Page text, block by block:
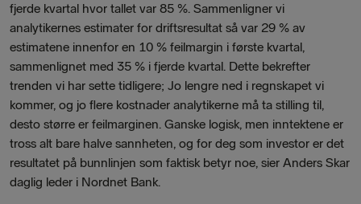
fjerde kvartal hvor tallet var 85 %. Sammenligner vi
analytikernes estimater for driftsresultat så var 29 % av
estimatene innenfor en 10 % feilmargin i første kvartal,
sammenlignet med 35 % i fjerde kvartal. Dette bekrefter
trenden vi har sette tidligere; Jo lengre ned i regnskapet vi
kommer, og jo flere kostnader analytikerne må ta stilling til,
desto større er feilmarginen. Ganske logisk, men inntektene er
tross alt bare halve sannheten, og for deg som investor er det
resultatet på bunnlinjen som faktisk betyr noe, sier Anders Skar
daglig leder i Nordnet Bank.